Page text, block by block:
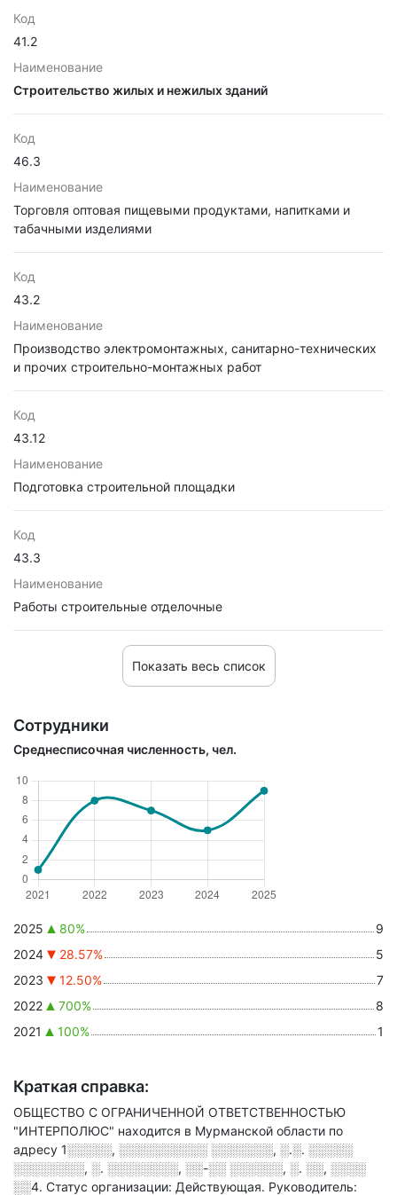
Код
41.2
Наименование
Строительство жилых и нежилых зданий
Код
46.3
Наименование
Торговля оптовая пищевыми продуктами, напитками и
табачными изделиями
Код
43.2
Наименование
Производство электромонтажных, санитарно-технических
и прочих строительно-монтажных работ
Код
43.12
Наименование
Подготовка строительной площадки
Код
43.3
Наименование
Работы строительные отделочные
Показать весь список
Сотрудники
Среднесписочная численность, чел.
2025 80%
9
2024
28.57%
5
2023
12.50%
7
2022
700%
8
2021
100% 1
Краткая справка:
ОБЩЕСТВО С ОГРАНИЧЕННОЙ ОТВЕТСТВЕННОСТЬЮ
"ИНТЕРПОЛЮС" находится в Мурманской области по
адресу 1░░░░░, ░░░░░░░░░░ ░░░░░░░, ░.░. ░░░░░
░░░░░░░░, ░. ░░░░░░░░, ░░-░░ ░░░░░░, ░. ░░, ░░░░
░░4. Статус организации: Действующая. Руководитель: